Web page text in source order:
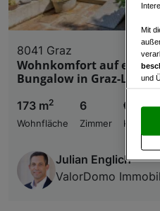
8041 Graz
Wohnkomfort auf einer
Bungalow in Graz-
173 m2
Wohnfläche
6
Zimmer
€
Kaufpreis
Julian Englich
ValorDomo
Mit
und
und